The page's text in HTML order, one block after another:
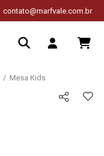
contato@marfvale.com.br
Mesa Kids